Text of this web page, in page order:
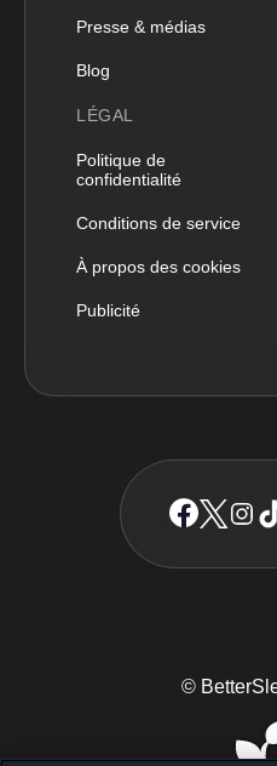
Presse & médias
Blog
LÉGAL
Politique de
confidentialité
Conditions de service
À propos des cookies
Publicité
©